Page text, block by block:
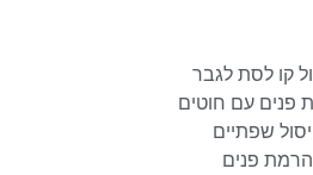
קו לסת לגבר
פנים עם חוטים
שפתיים
הרמת פנים